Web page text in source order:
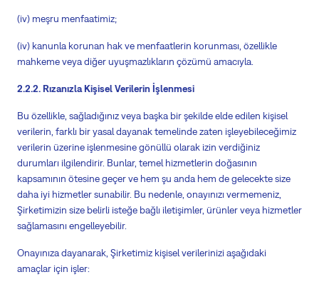
(iv) meşru menfaatimiz;
(iv) kanunla korunan hak ve menfaatlerin korunması, özellikle
mahkeme veya diğer uyuşmazlıkların çözümü amacıyla.
2.2.2. Rızanızla Kişisel Verilerin İşlenmesi
Bu özellikle, sağladığınız veya başka bir şekilde elde edilen kişisel
verilerin, farklı bir yasal dayanak temelinde zaten işleyebileceğimiz
verilerin üzerine işlenmesine gönüllü olarak izin verdiğiniz
durumları ilgilendirir. Bunlar, temel hizmetlerin doğasının
kapsamının ötesine geçer ve hem şu anda hem de gelecekte size
daha iyi hizmetler sunabilir. Bu nedenle, onayınızı vermemeniz,
Şirketimizin size belirli isteğe bağlı iletişimler, ürünler veya hizmetler
sağlamasını engelleyebilir.
Onayınıza dayanarak, Şirketimiz kişisel verilerinizi aşağıdaki
amaçlar için işler: